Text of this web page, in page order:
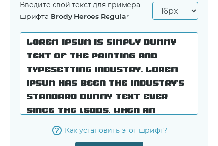
Введите свой текст для примера
шрифта Brody Heroes Regular
Как установить этот шрифт?